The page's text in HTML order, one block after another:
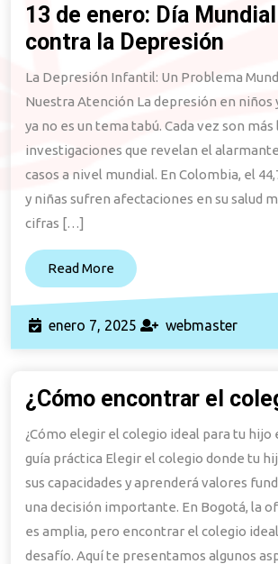
13 de enero: Día
contra la Depresión
de
Día
de
La Depresión Infantil: Un Problema
Nuestra Atención La depresión en niños
ya no es un tema tabú. Cada vez son más
investigaciones que revelan el
casos a nivel mundial. En Colombia, el
y niñas sufren afectaciones en su salud
cifras […]
Read MoreRead
More
enero 7, 2025 enero
7,
webmaster
¿Cómo encontrar el
¿Cómo elegir el colegio ideal para tu hijo
guía práctica Elegir el colegio donde tu
sus capacidades y aprenderá valores
una decisión importante. En Bogotá, la
es amplia, pero encontrar el colegio
desafío. Aquí te presentamos algunos